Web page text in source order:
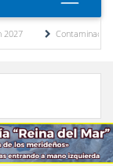
Contaminación y